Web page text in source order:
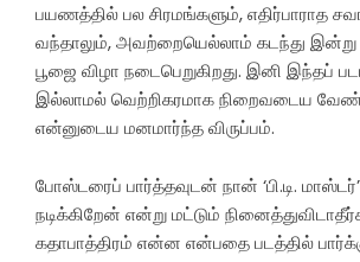
பயணத்தில் பல சிரமங்களும், எதிர்பாராத
வந்தாலும், அவற்றையெல்லாம் கடந்து
பூஜை விழா நடைபெறுகிறது. இனி இந்தப்
இல்லாமல் வெற்றிகரமாக நிறைவடைய
என்னுடைய மனமார்ந்த விருப்பம்.
போஸ்டரைப் பார்த்தவுடன் நான் ‘பி.டி.
நடிக்கிறேன் என்று மட்டும்
கதாபாத்திரம் என்ன என்பதை படத்தில்